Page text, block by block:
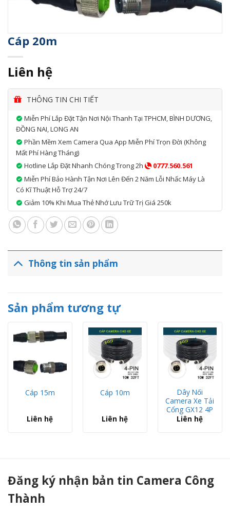
Cáp 20m
Liên hệ
THÔNG TIN CHI TIẾT
Miễn Phí Lắp Đặt Tận Nơi Nội Thanh Tại TPHCM, BÌNH DƯƠNG,
ĐỒNG NAI, LONG AN
Phần Mềm Xem Camera Qua App Miễn Phí Trọn Đời (không
Mất Phí Hàng Tháng)
Hotline Lắp Đặt Nhanh Chóng Trong 2h
0777.560.561
Miễn Phí Bảo Hành Tận Nơi Lên Đến 2 Năm Lỗi Nhấc Máy Là
Có Kĩ Thuật Hỗ Trợ 24/7
Giảm 10% Khi Mua Thẻ Nhớ Lưu Trữ Trị Giá 250k
Thông tin sản phẩm
Sản phẩm tương tự
Cáp 15m
Liên hệ
Cáp 10m
Liên hệ
Dây Nối
Camera Xe Tải
Cổng GX12 4P
Liên hệ
Đăng ký nhận bản tin Camera Công
Thành